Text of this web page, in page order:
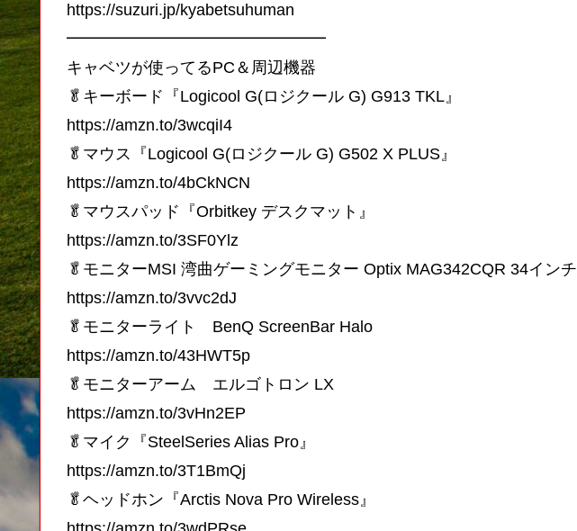
https://suzuri.jp/kyabetsuhuman
━━━━━━━━━━━━━━━━
キャベツが使ってるPC＆周辺機器
🥬キーボード『Logicool G(ロジクール G) G913 TKL』
https://amzn.to/3wcqiI4
🥬マウス『Logicool G(ロジクール G) G502 X PLUS』
https://amzn.to/4bCkNCN
🥬マウスパッド『Orbitkey デスクマット』
https://amzn.to/3SF0Ylz
🥬モニターMSI 湾曲ゲーミングモニター Optix MAG342CQR 34インチ
https://amzn.to/3vvc2dJ
🥬モニターライト BenQ ScreenBar Halo
https://amzn.to/43HWT5p
🥬モニターアーム エルゴトロン LX
https://amzn.to/3vHn2EP
🥬マイク『SteelSeries Alias Pro』
https://amzn.to/3T1BmQj
🥬ヘッドホン『Arctis Nova Pro Wireless』